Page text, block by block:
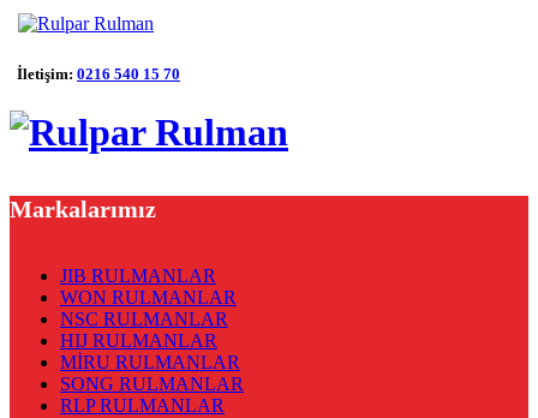
İletişim: 0216 540 15 70
Markalarımız
JIB RULMANLAR
WON RULMANLAR
NSC RULMANLAR
HIJ RULMANLAR
MİRU RULMANLAR
SONG RULMANLAR
RLP RULMANLAR